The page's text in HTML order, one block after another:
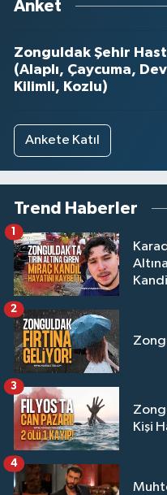
Anket
Zonguldak Şehir
(Alaplı, Çaycuma,
Kilimli, Kozlu)
Ankete Katıl
Trend Haberler
1
2
Kişi
3
4